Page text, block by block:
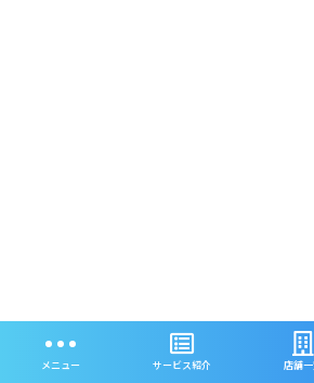
メニュー サービス紹介 店舗